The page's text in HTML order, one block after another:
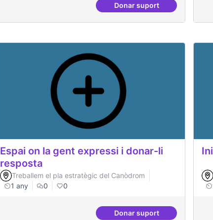
Donar suportTemes: Intel·ligència
Espai on la gent expressi i donar-li
resposta
Treballem el pla estratègic del Canòdrom
1 any
0 0
Donar suportEspai on la gent